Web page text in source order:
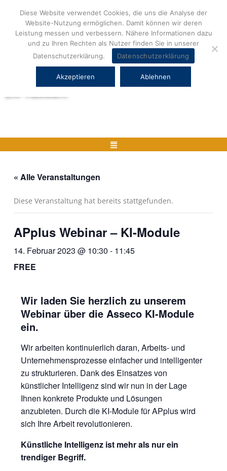
springen
Herstellerneutrale ERP Beratung und
Menü
« Alle Veranstaltungen
Diese Veranstaltung hat bereits stattgefunden.
APplus Webinar – KI-Module
14. Februar 2023 @ 10:30 - 11:45
FREE
Wir laden Sie herzlich zu unserem
Webinar über die Asseco KI-Module
ein.
Wir arbeiten kontinuierlich daran, Arbeits- und
Unternehmensprozesse einfacher und intelligenter
zu strukturieren. Dank des Einsatzes von
künstlicher Intelligenz sind wir nun in der Lage
Ihnen konkrete Produkte und Lösungen
anzubieten. Durch die KI-Module für APplus wird
sich Ihre Arbeit revolutionieren.
Künstliche Intelligenz ist mehr als nur ein
trendiger Begriff.
Diese Website verwendet Cookies, die uns die Analyse der
Website-Nutzung ermöglichen. Damit können wir deren
Leistung messen und verbessern. Nähere Informationen dazu
und zu Ihren Rechten als Nutzer finden Sie in unserer
Datenschutzerklärung.
Datenschutzerklärung
Akzeptieren Ablehnen